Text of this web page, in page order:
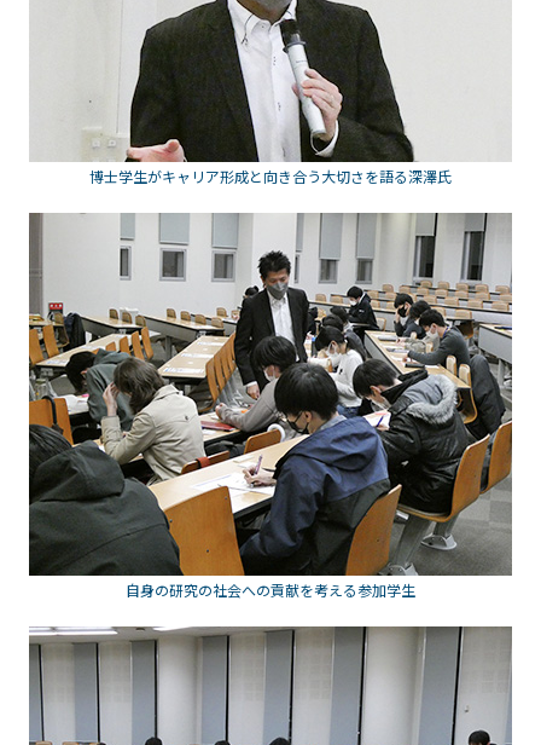
博士学生がキャリア形成と向き合う大切さを語る深澤氏
自身の研究の社会への貢献を考える参加学生